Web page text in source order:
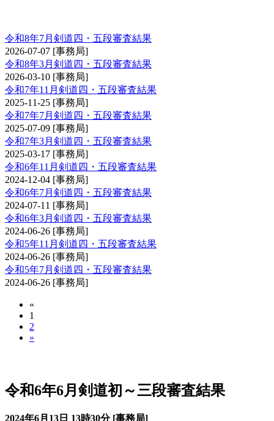
令和8年7月剣道四・五段審査結果
2026-07-07 [事務局]
令和8年3月剣道四・五段審査結果
2026-03-10 [事務局]
令和7年11月剣道四・五段審査結果
2025-11-25 [事務局]
令和7年7月剣道四・五段審査結果
2025-07-09 [事務局]
令和7年3月剣道四・五段審査結果
2025-03-17 [事務局]
令和6年11月剣道四・五段審査結果
2024-12-04 [事務局]
令和6年7月剣道四・五段審査結果
2024-07-11 [事務局]
令和6年3月剣道四・五段審査結果
2024-06-26 [事務局]
令和5年11月剣道四・五段審査結果
2024-06-26 [事務局]
令和5年7月剣道四・五段審査結果
2024-06-26 [事務局]
«
1
2
»
令和6年6月剣道初～三段審査結果
2024年6月13日 13時30分 [事務局]